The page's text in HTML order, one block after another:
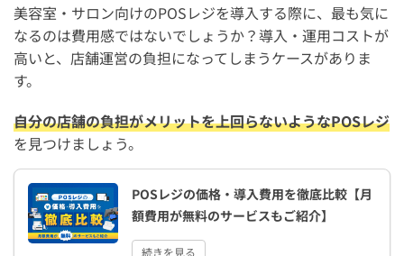
美容室・サロン向けのPOSレジを導入する際に、最も気に
なるのは費用感ではないでしょうか？導入・運用コストが
高いと、店舗運営の負担になってしまうケースがありま
す。
自分の店舗の負担がメリットを上回らないようなPOSレジ
を見つけましょう。
POSレジの価格・導入費用を徹底比較【月
額費用が無料のサービスもご紹介】
続きを見る